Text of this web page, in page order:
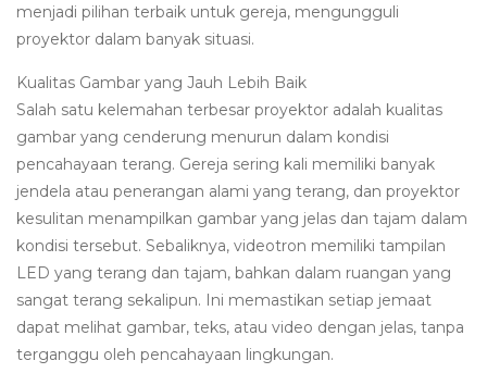
menjadi pilihan terbaik untuk gereja, mengungguli
proyektor dalam banyak situasi.
Kualitas Gambar yang Jauh Lebih Baik
Salah satu kelemahan terbesar proyektor adalah kualitas
gambar yang cenderung menurun dalam kondisi
pencahayaan terang. Gereja sering kali memiliki banyak
jendela atau penerangan alami yang terang, dan proyektor
kesulitan menampilkan gambar yang jelas dan tajam dalam
kondisi tersebut. Sebaliknya, videotron memiliki tampilan
LED yang terang dan tajam, bahkan dalam ruangan yang
sangat terang sekalipun. Ini memastikan setiap jemaat
dapat melihat gambar, teks, atau video dengan jelas, tanpa
terganggu oleh pencahayaan lingkungan.